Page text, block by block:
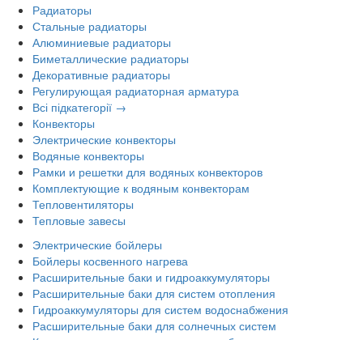
Радиаторы
Стальные радиаторы
Алюминиевые радиаторы
Биметаллические радиаторы
Декоративные радиаторы
Регулирующая радиаторная арматура
Всі підкатегорії →
Конвекторы
Электрические конвекторы
Водяные конвекторы
Рамки и решетки для водяных конвекторов
Комплектующие к водяным конвекторам
Тепловентиляторы
Тепловые завесы
Электрические бойлеры
Бойлеры косвенного нагрева
Расширительные баки и гидроаккумуляторы
Расширительные баки для систем отопления
Гидроаккумуляторы для систем водоснабжения
Расширительные баки для солнечных систем